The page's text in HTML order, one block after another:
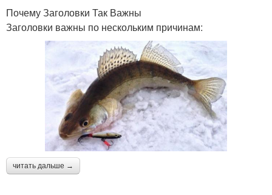
Почему Заголовки Так Важны
Заголовки важны по нескольким причинам:
читать дальше →